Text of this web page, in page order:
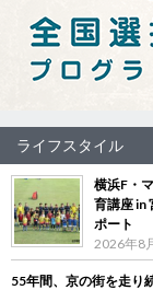
ライフスタイル
横浜F・
育講座 in
ポート
2026年8
55年間、京の街を走